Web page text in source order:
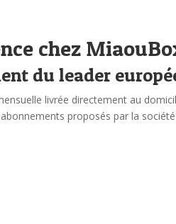
chez
du leader
livrée directement au
proposés par la société